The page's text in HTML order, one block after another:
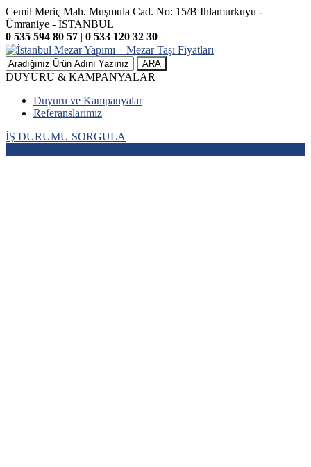
Cemil Meriç Mah. Muşmula Cad. No: 15/B Ihlamurkuyu -
Ümraniye - İSTANBUL
0 535 594 80 57 | 0 533 120 32 30
ARA
DUYURU & KAMPANYALAR
Duyuru ve Kampanyalar
Referanslarımız
İŞ DURUMU SORGULA